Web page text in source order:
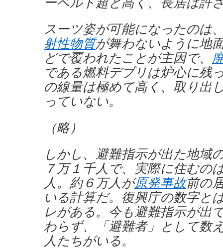
スーツ姿が可能になったのは
射性物質が舞わないように地
どで覆われたことが主因で、
である燃料デブリは炉心に残
の線量は極めて高く、取り出
っていない。
（略）
しかし、避難指示が出た地域
７万１千人で、実際に住むの
人。約６万人が原発事故前の
いる計算だ。復興庁の数字と
レがある。今も避難指示が出
わらず、「避難者」として数
人たちがいる。